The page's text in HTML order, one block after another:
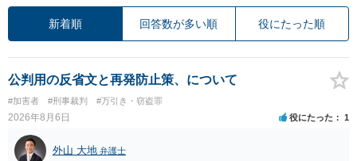
新着順 回答数が多い順 役にたった順
公判用の反省文と再発防止策、について
#加害者 #刑事裁判 #万引き・窃盗罪
2026年8月6日 役にたった 1
外山 大地 弁護士